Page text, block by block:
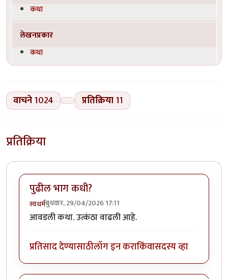
कथा
लेखनप्रकार
कथा
वाचने1024 प्रतिक्रिया11
प्रतिक्रिया
पुढील भाग कधी?
स्वधर्मबुधवार, 29/04/2026 17:11
आवडली कथा. उत्कंठा वाढली आहे.
प्रतिसाद देण्यासाठीलॉग इन कराकिंवासदस्य व्हा